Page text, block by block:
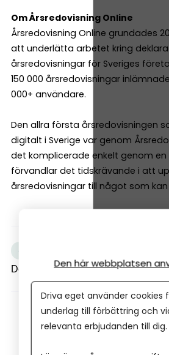
Om Årsredovisning Online
Årsredovisning Online grundades
att underlätta arbetet kring
årsredovisningar för Sveriges
150 000 årsredovisningar
000+ användare.
Den allra första årsredovisningen
digitalt i Sverige var genom
det komplicerade enkelt genom
förvandlar det tidskrävande i att
årsredovisningar till något som
Dela artikelnDen här webbplatsen
Driva eget använder
underlag till förbättring och
relevanta erbjudanden till dig.